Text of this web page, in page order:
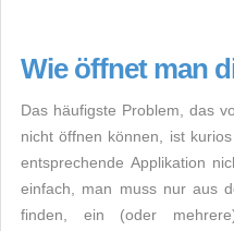
Wie öffnet man
Das häufigste Problem, das
nicht öffnen können, ist
entsprechende Applikation
einfach, man muss nur aus
finden, ein (oder